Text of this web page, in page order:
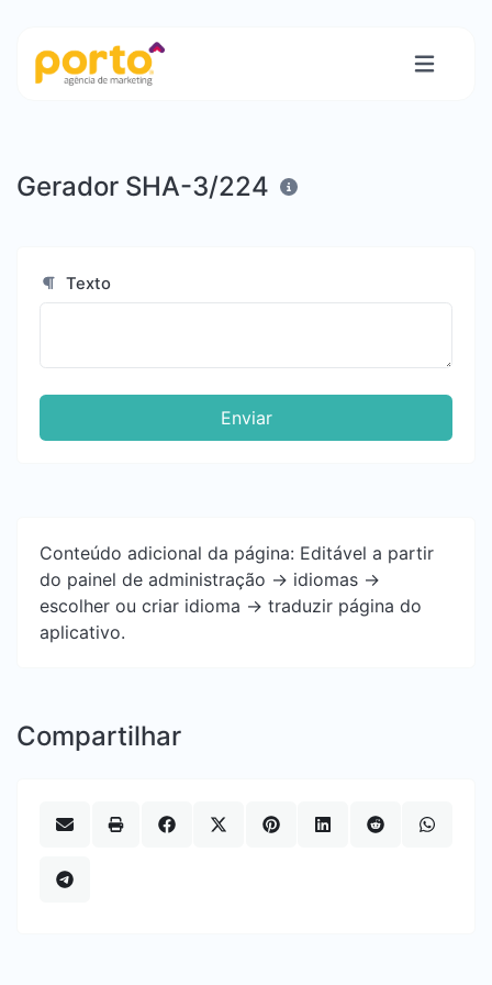
Gerador SHA-3/224
Texto
Enviar
Conteúdo adicional da página: Editável a partir
do painel de administração -> idiomas ->
escolher ou criar idioma -> traduzir página do
aplicativo.
Compartilhar